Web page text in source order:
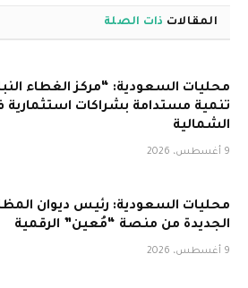
المقالات ذات الصلة
تنمية مستدامة بشراكات
الشمالية
9 أغسطس، 2026
محليات السعودية: رئيس ديوان
الجديدة من منصة “مُعين” الرقمية
9 أغسطس، 2026